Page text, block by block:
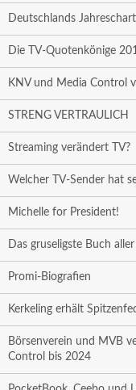
Deutschlands
Die TV-Quotenkönige
KNV und Media Control
STRENG VERTRAULICH
Streaming verändert TV?
Welcher TV-Sender hat
Michelle for President!
Das gruseligste Buch
Promi-Biografien
Kerkeling erhält
Börsenverein und MVB
Control bis 2024